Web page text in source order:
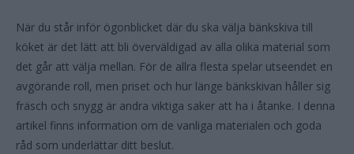
När du står inför ögonblicket där du ska välja bänkskiva till
köket är det lätt att bli överväldigad av alla olika material som
det går att välja mellan. För de allra flesta spelar utseendet en
avgörande roll, men priset och hur länge bänkskivan håller sig
fräsch och snygg är andra viktiga saker att ha i åtanke. I denna
artikel finns information om de vanliga materialen och goda
råd som underlättar ditt beslut.